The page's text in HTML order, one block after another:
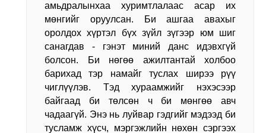
амьдралынхаа хуримтлалаас асар их
мөнгийг оруулсан. Би ашгаа авахыг
оролдох хүртэл бүх зүйл зүгээр юм шиг
санагдав - гэнэт миний данс идэвхгүй
болсон. Би нөгөө ажилтантай холбоо
барихад тэр намайг туслах ширээ рүү
чиглүүлэв. Тэд хураамжийг нэхэсээр
байгаад би төлсөн ч би мөнгөө авч
чадаагүй. Энэ нь луйвар гэдгийг мэдээд би
тусламж хүсч, мэргэжлийн нөхөн сэргээх